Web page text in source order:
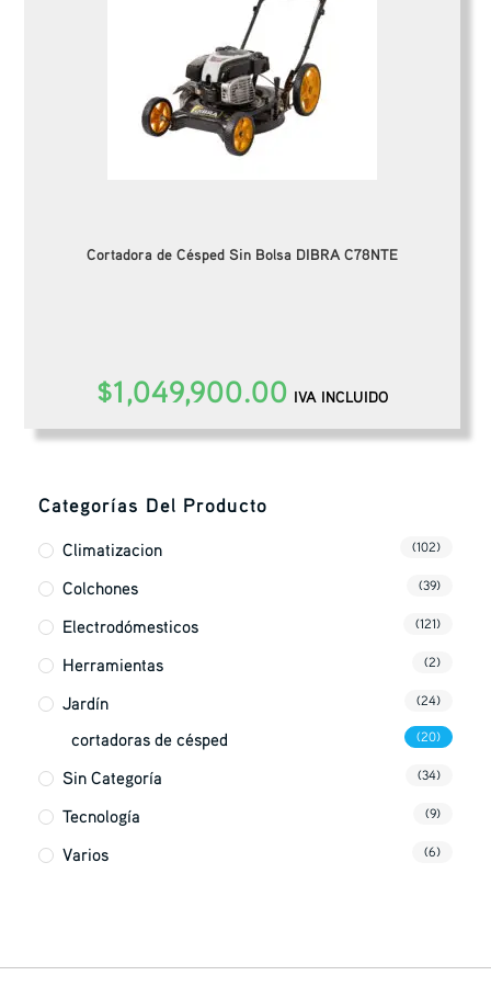
Cortadora de Césped Sin Bolsa DIBRA C78NTE
$1,049,900.00 IVA INCLUIDO
Categorías Del Producto
Climatizacion (102)
Colchones (39)
Electrodómesticos (121)
Herramientas (2)
Jardín (24)
cortadoras de césped (20)
Sin Categoría (34)
Tecnología (9)
Varios (6)